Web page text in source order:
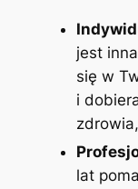
jest
się w
i
lat